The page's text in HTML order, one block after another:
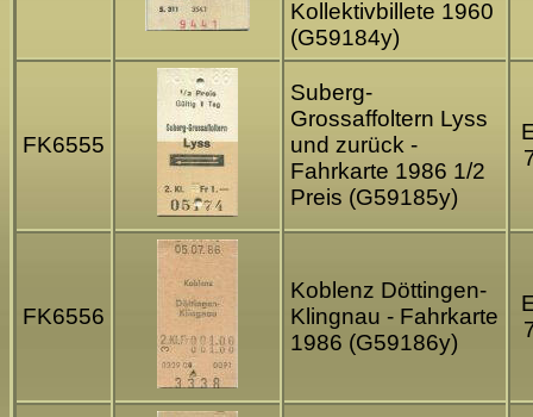
Kollektivbillete 1960
(G59184y)
FK6555
Suberg-
Grossaffoltern Lyss
und zurück -
Fahrkarte 1986 1/2
Preis (G59185y)
FK6556
Koblenz Döttingen-
Klingnau - Fahrkarte
1986 (G59186y)